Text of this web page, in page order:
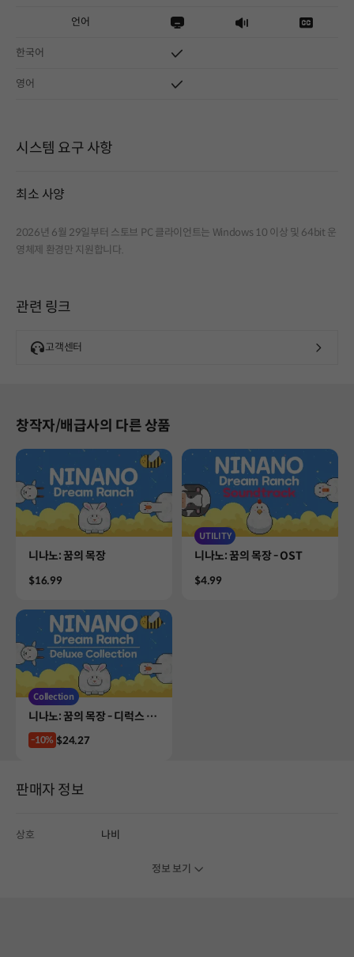
언어
한국어
영어
시스템 요구 사항
최소 사양
2026년 6월 29일부터 스토브 PC 클라이언트는 Windows 10 이상 및 64bit 운
영체제 환경만 지원합니다.
관련 링크
고객센터
창작자/배급사의 다른 상품
Product
니나노: 꿈의 목장
Price
$16.99
UTILITY
Product
니나노: 꿈의 목장 - OST
Price
$4.99
Collection
Product
니나노: 꿈의 목장 - 디럭스 컬
렉션
-10% Price
$24.27
판매자 정보
상호 나비
정보 보기